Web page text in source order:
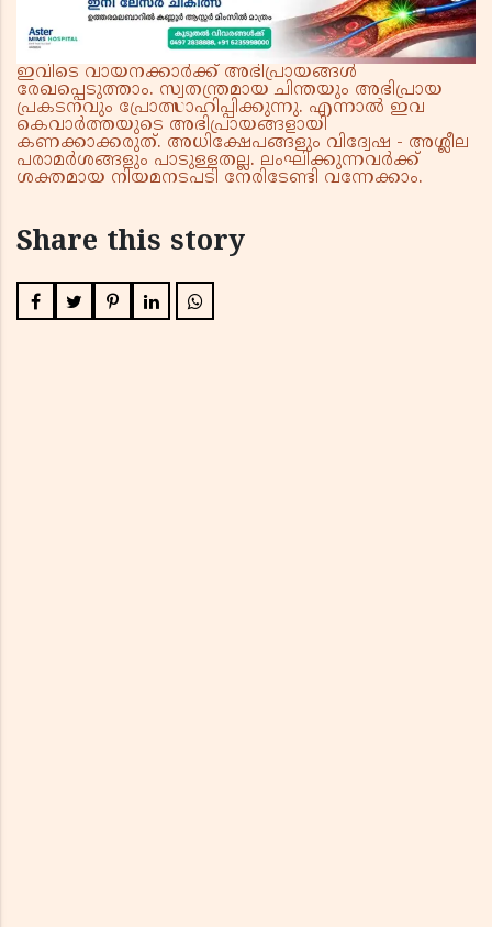
ഇവിടെ വായനക്കാർക്ക് അഭിപ്രായങ്ങൾ
രേഖപ്പെടുത്താം. സ്വതന്ത്രമായ ചിന്തയും അഭിപ്രായ
പ്രകടനവും പ്രോത്സാഹിപ്പിക്കുന്നു. എന്നാൽ ഇവ
കെവാർത്തയുടെ അഭിപ്രായങ്ങളായി
കണക്കാക്കരുത്. അധിക്ഷേപങ്ങളും വിദ്വേഷ - അശ്ലീല
പരാമർശങ്ങളും പാടുള്ളതല്ല. ലംഘിക്കുന്നവർക്ക്
ശക്തമായ നിയമനടപടി നേരിടേണ്ടി വന്നേക്കാം.
Share this story